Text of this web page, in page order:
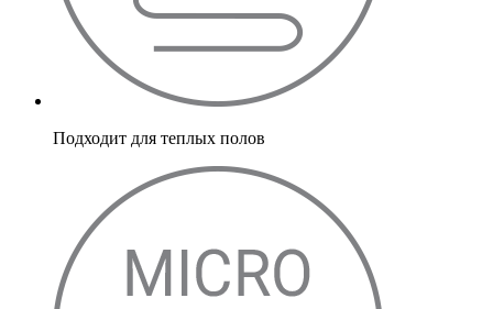
Подходит для теплых полов